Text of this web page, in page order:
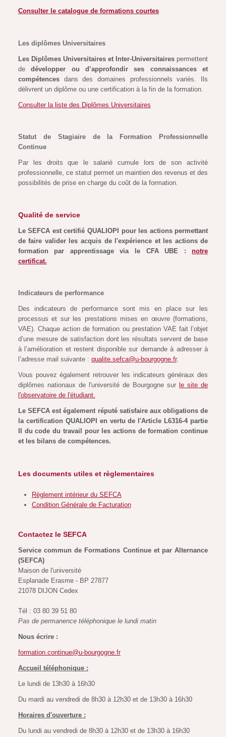
Consulter le catalogue de formations courtes
Les diplômes Universitaires
Les Diplômes Universitaires et Inter-Universitaires permettent
dedévelopper ou d’approfondir ses connaissances et
compétencesdans des domaines professionnels variés. Ils
délivrent un diplôme ou une certification à la fin de la formation.
Consulter la liste des Diplômes Universitaires
Statut de Stagiaire de la Formation Professionnelle
Continue
Par les droits que le salarié cumule lors de son activité
professionnelle, ce statut permet un maintien des revenus et des
possibilités de prise en charge du coût de la formation.
Qualité de service
Le SEFCA est certifié QUALIOPI pour les actions permettant
de faire valider les acquis de l'expérience et les actions de
formation par apprentissage via le CFA UBE :notre
certificat.
Indicateurs de performance
Des indicateurs de performance sont mis en place sur les
processus et sur les prestations mises en œuvre (formations,
VAE). Chaque action de formation ou prestation VAE fait l’objet
d’une mesure de satisfaction dont les résultats servent de base
à l’amélioration et restent disponible sur demande à adresser à
l’adresse mail suivante : qualite.sefca@u-bourgogne.fr.
Vous pouvez également retrouver les indicateurs généraux des
diplômes nationaux de l'université de Bourgogne sur le site de
l'observatoire de l'étudiant.
Le SEFCA est également réputé satisfaire aux obligations de
la certification QUALIOPI en vertu de l'Article L6316-4 partie
II du code du travail pour les actions de formation continue
et les bilans de compétences.
Les documents utiles et règlementaires
Règlement intérieur du SEFCA
Condition Générale de Facturation
Contactez le SEFCA
Service commun de Formations Continue et par Alternance
(SEFCA)
Maison de l'université
Esplanade Erasme - BP 27877
21078 DIJON Cedex
Tél : 03 80 39 51 80
Pas de permanence téléphonique le lundi matin
Nous écrire :
formation.continue@u-bourgogne.fr
Accueil téléphonique :
Le lundi de 13h30 à 16h30
Du mardi au vendredi de 8h30 à 12h30 et de 13h30 à 16h30
Horaires d'ouverture :
Du lundi au vendredi de 8h30 à 12h30 et de 13h30 à 16h30